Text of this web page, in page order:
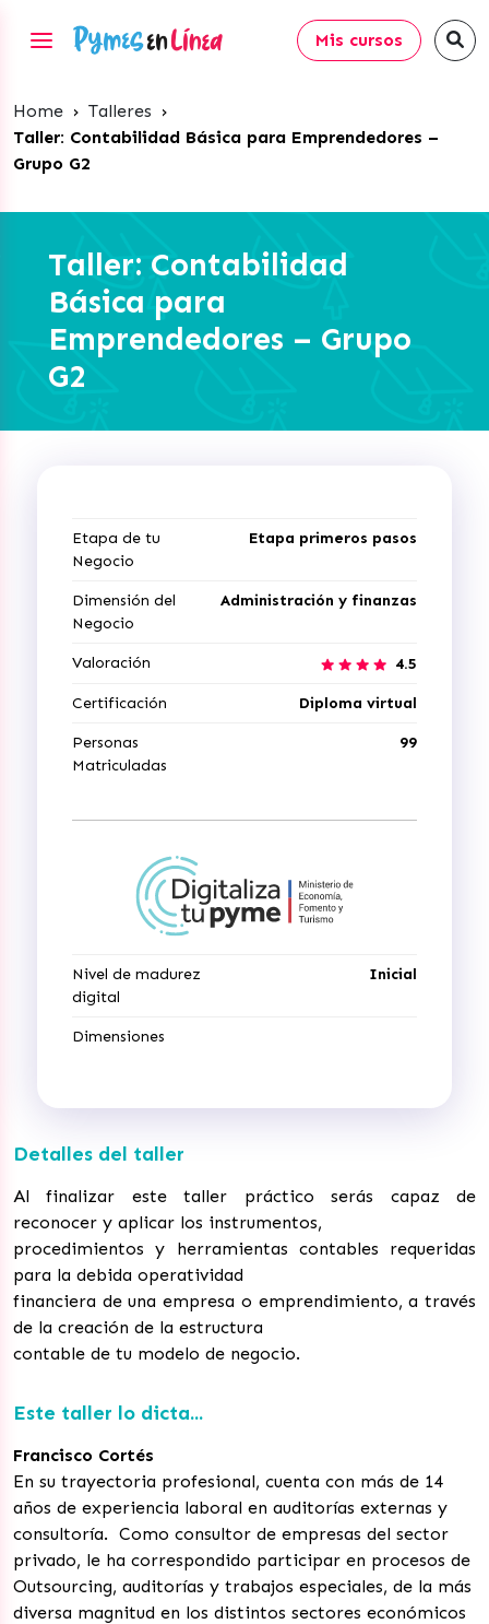
Mis cursos
Home › Talleres ›
Taller: Contabilidad Básica para Emprendedores –
Grupo G2
Taller: Contabilidad
Básica para
Emprendedores – Grupo
G2
Etapa de tu
Negocio
Etapa primeros pasos
Dimensión del
Negocio
Administración y finanzas
Valoración 4.5
Certificación Diploma virtual
Personas
Matriculadas
99
Nivel de madurez
digital
Inicial
Dimensiones
Detalles del taller
Al finalizar este taller práctico serás capaz de
reconocer y aplicar los instrumentos,
procedimientos y herramientas contables requeridas
para la debida operatividad
financiera de una empresa o emprendimiento, a través
de la creación de la estructura
contable de tu modelo de negocio.
Este taller lo dicta...
Francisco Cortés
En su trayectoria profesional, cuenta con más de 14
años de experiencia laboral en auditorías externas y
consultoría. Como consultor de empresas del sector
privado, le ha correspondido participar en procesos de
Outsourcing, auditorías y trabajos especiales, de la más
diversa magnitud en los distintos sectores económicos